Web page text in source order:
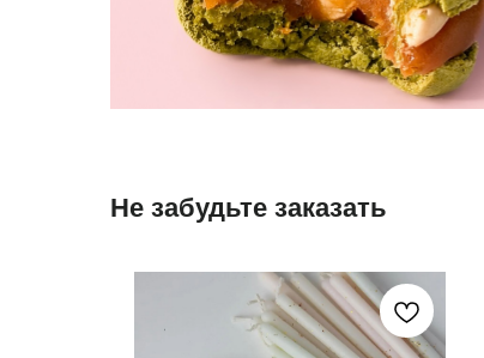
Не забудьте заказать